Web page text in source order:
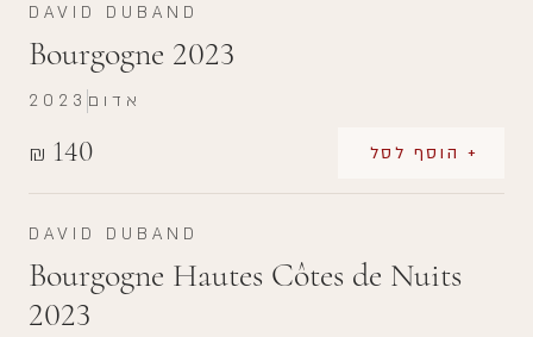
DAVID DUBAND
Bourgogne 2023
₪ 140 + הוסף לסל
2023 אדום
DAVID DUBAND
Bourgogne Hautes Côtes de Nuits
2023